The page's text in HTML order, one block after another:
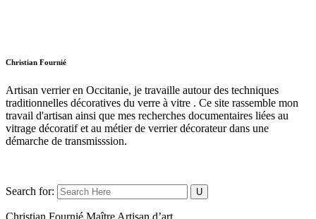
Christian Fournié
Artisan verrier en Occitanie, je travaille autour des techniques
traditionnelles décoratives du verre à vitre . Ce site rassemble mon
travail d'artisan ainsi que mes recherches documentaires liées au
vitrage décoratif et au métier de verrier décorateur dans une
démarche de transmisssion.
Search for:
Christian Fournié Maître Artisan d’art